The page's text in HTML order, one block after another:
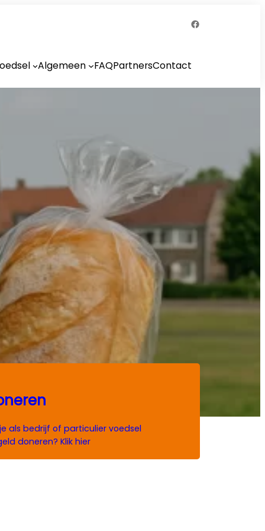
Facebook
Algemeen FAQPartnersContact
als bedrijf of particulier voedsel
doneren? Klik hier